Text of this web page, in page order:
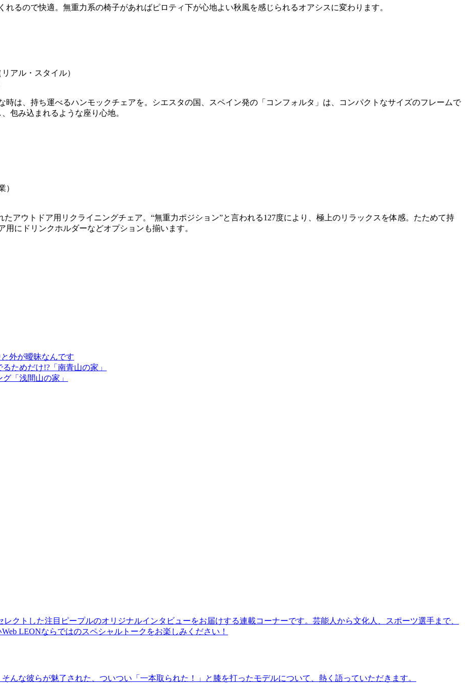
るので快適。無重力系の椅子があればピロティ下が心地よい秋風を感じられるオアシスに変わります。
は、持ち運べるハンモックチェアを。シエスタの国、スペイン発の「コンフォルタ」は、コンパクトなサイズのフレームで
包み込まれるような座り心地。
アウトドア用リクライニングチェア。“無重力ポジション”と言われる127度により、極上のリラックスを体感。たためて持
にドリンクホルダーなどオプションも揃います。
外が曖昧なんです
ためだけ!?「南青山の家」
「浅間山の家」
クトした注目ピープルのオリジナルインタビューをお届けする連載コーナーです。芸能人から文化人、スポーツ選手まで、
LEONならではのスペシャルトークをお楽しみください！
んな彼らが魅了された、ついつい「一本取られた！」と膝を打ったモデルについて、熱く語っていただきます。